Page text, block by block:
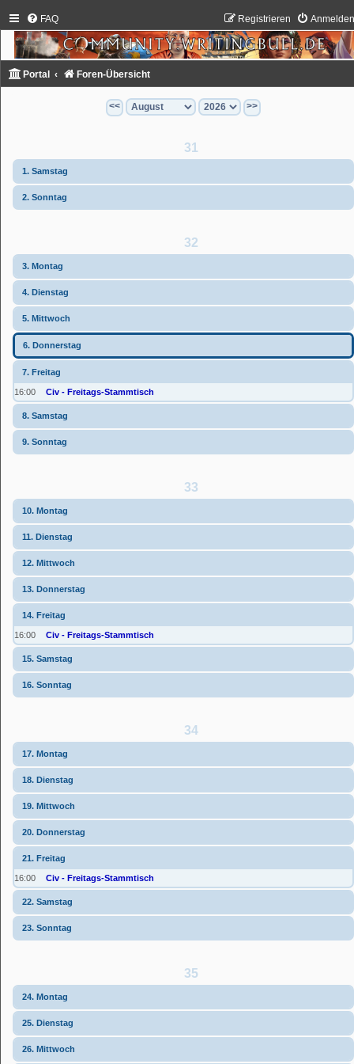
FAQ Registrieren
Portal Foren-Übersicht
<< >>
31
1. Samstag
2. Sonntag
32
3. Montag
4. Dienstag
5. Mittwoch
6. Donnerstag
7. Freitag
16:00 Civ - Freitags-Stammtisch
8. Samstag
9. Sonntag
33
10. Montag
11. Dienstag
12. Mittwoch
13. Donnerstag
14. Freitag
16:00 Civ - Freitags-Stammtisch
15. Samstag
16. Sonntag
34
17. Montag
18. Dienstag
19. Mittwoch
20. Donnerstag
21. Freitag
16:00 Civ - Freitags-Stammtisch
22. Samstag
23. Sonntag
35
24. Montag
25. Dienstag
26. Mittwoch